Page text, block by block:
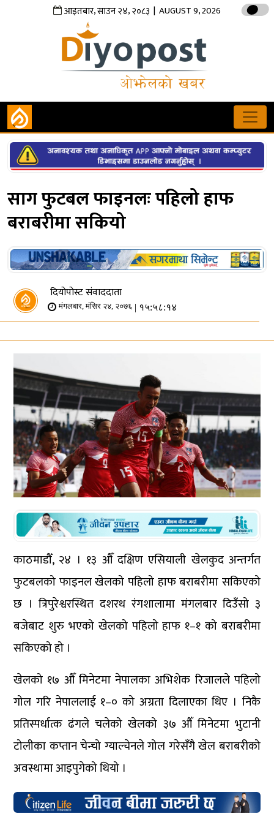
आइतबार,साउन२४,२०८३ | AUGUST 9, 2026
साग फुटबल फाइनलः पहिलो हाफ
बराबरीमा सकियो
दियोपोस्ट संवाददाता
मंगलबार, मंसिर २४, २०७६ | १५:५८:१४
काठमाडौँ, २४ । १३ औँ दक्षिण एसियाली खेलकुद अन्तर्गत
फुटबलको फाइनल खेलको पहिलो हाफ बराबरीमा सकिएको
छ । त्रिपुरेश्वरस्थित दशरथ रंगशालामा मंगलबार दिउँसो ३
बजेबाट शुरु भएको खेलको पहिलो हाफ १–१ को बराबरीमा
सकिएको हो ।
खेलको १७ औँ मिनेटमा नेपालका अभिशेक रिजालले पहिलो
गोल गरि नेपाललाई १–० को अग्रता दिलाएका थिए । निकै
प्रतिस्पर्धात्क ढंगले चलेको खेलको ३७ औँ मिनेटमा भुटानी
टोलीका कप्तान चेन्चो ग्याल्चेनले गोल गरेसँगै खेल बराबरीको
अवस्थामा आइपुगेको थियो ।